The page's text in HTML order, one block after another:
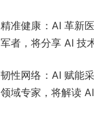
精准健康：AI 革新
军者，将分享 AI 技
韧性网络：AI 赋能
领域专家，将解读